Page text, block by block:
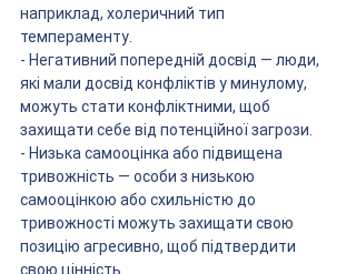
наприклад, холеричний тип
темпераменту.
- Негативний попередній досвід — люди,
які мали досвід конфліктів у минулому,
можуть стати конфліктними, щоб
захищати себе від потенційної загрози.
- Низька самооцінка або підвищена
тривожність — особи з низькою
самооцінкою або схильністю до
тривожності можуть захищати свою
позицію агресивно, щоб підтвердити
свою цінність.